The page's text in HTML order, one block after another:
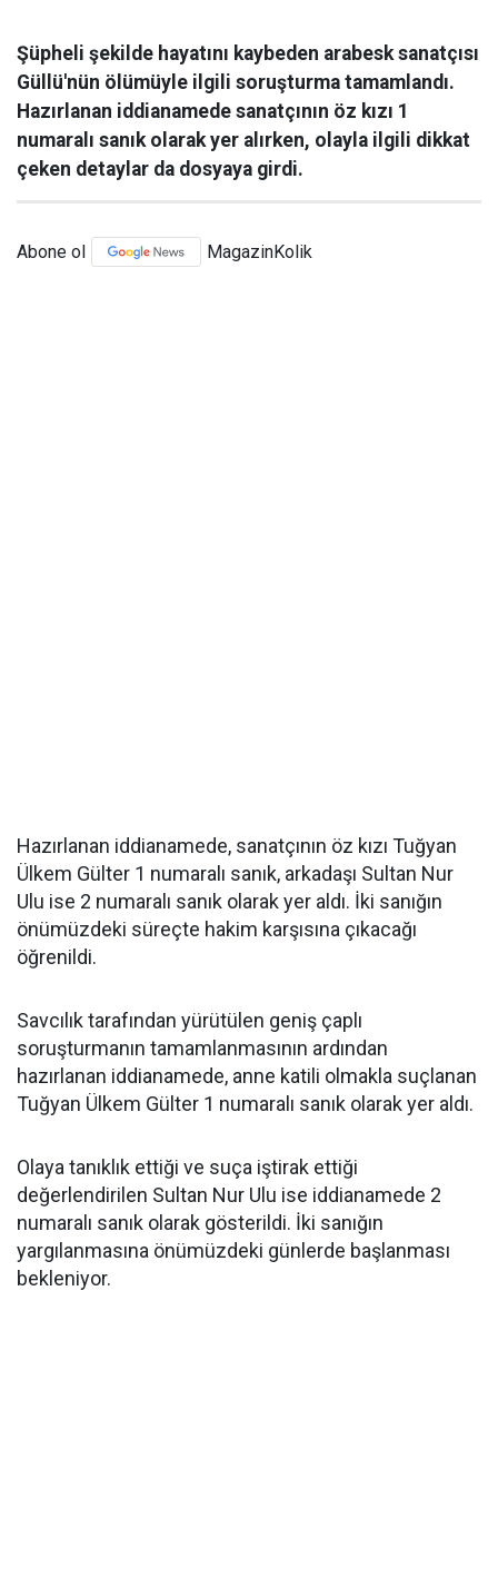
Şüpheli şekilde hayatını kaybeden arabesk sanatçısı
Güllü'nün ölümüyle ilgili soruşturma tamamlandı.
Hazırlanan iddianamede sanatçının öz kızı 1
numaralı sanık olarak yer alırken, olayla ilgili dikkat
çeken detaylar da dosyaya girdi.
Abone ol MagazinKolik
Hazırlanan iddianamede, sanatçının öz kızı Tuğyan
Ülkem Gülter 1 numaralı sanık, arkadaşı Sultan Nur
Ulu ise 2 numaralı sanık olarak yer aldı. İki sanığın
önümüzdeki süreçte hakim karşısına çıkacağı
öğrenildi.
Savcılık tarafından yürütülen geniş çaplı
soruşturmanın tamamlanmasının ardından
hazırlanan iddianamede, anne katili olmakla suçlanan
Tuğyan Ülkem Gülter 1 numaralı sanık olarak yer aldı.
Olaya tanıklık ettiği ve suça iştirak ettiği
değerlendirilen Sultan Nur Ulu ise iddianamede 2
numaralı sanık olarak gösterildi. İki sanığın
yargılanmasına önümüzdeki günlerde başlanması
bekleniyor.